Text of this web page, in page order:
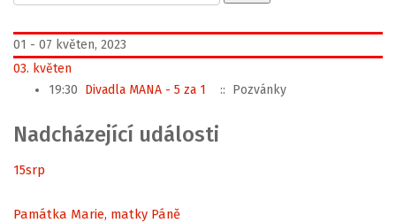
01 - 07 květen, 2023
03. květen
19:30 Divadla MANA - 5 za 1 :: Pozvánky
Nadcházející události
15srp
Památka Marie, matky Páně